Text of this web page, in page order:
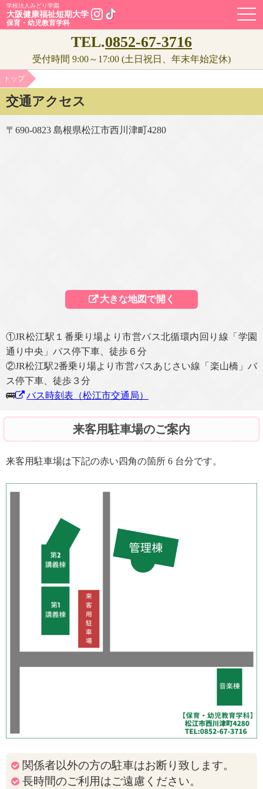
学校法人みどり学園
大阪健康福祉短期大学
保育・幼児教育学科
TEL.0852-67-3716
受付時間 9:00～17:00 (土日祝日、年末年始定休)
トップ
交通アクセス
〒690-0823 島根県松江市西川津町4280
大きな地図で開く
①JR松江駅１番乗り場より市営バス北循環内回り線「学園
通り中央」バス停下車、徒歩６分
②JR松江駅2番乗り場より市営バスあじさい線「楽山橋」バ
ス停下車、徒歩３分
🚌
バス時刻表（松江市交通局）
来客用駐車場のご案内
来客用駐車場は下記の赤い四角の箇所 6 台分です。
関係者以外の方の駐車はお断り致します。
長時間のご利用はご遠慮ください。